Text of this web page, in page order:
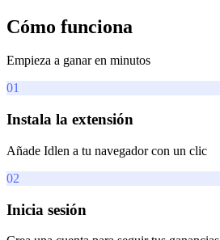
Cómo funciona
Empieza a ganar en minutos
01
Instala la extensión
Añade Idlen a tu navegador con un clic
02
Inicia sesión